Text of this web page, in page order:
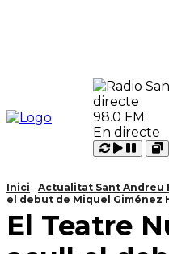
98.0 FM
En directe
Carregant
Reproduir
Pausar
Inici Actualitat Sant Andreu
el debut de Miquel Giménez
El Teatre